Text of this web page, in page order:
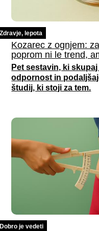
Zdravje, lepota
Kozarec z ognjem:
poprom ni le trend,
Pet sestavin, ki
odpornost in
študij, ki stoji za tem.
Dobro je vedeti